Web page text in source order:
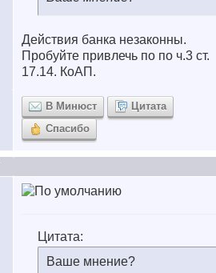
Действия банка незаконны.
Пробуйте привлечь по по ч.3 ст.
17.14. КоАП.
В Минюст
Цитата
Спасибо
Цитата:
Ваше мнение?